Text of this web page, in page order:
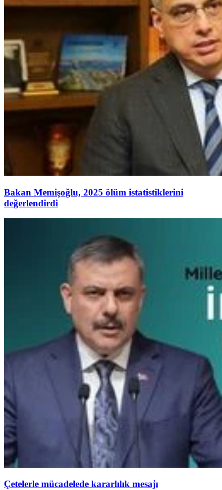
Bakan Memişoğlu, 2025 ölüm istatistiklerini
değerlendirdi
Çetelerle mücadelede kararlılık mesajı